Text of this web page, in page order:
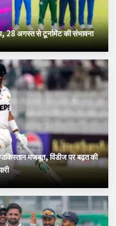
28 अगस्त से टूर्नामेंट की संभावना
मजबूत, विंडीज पर बढ़त की